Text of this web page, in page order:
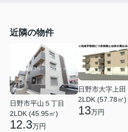
近隣の物件
日野市平山５丁目
2LDK (45.95㎡)
12.3万円
日野市大字上田
2LDK (57.78㎡)
13万円